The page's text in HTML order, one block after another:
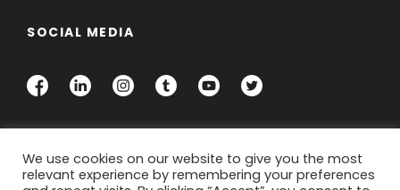
SOCIAL MEDIA
We use cookies on our website to give you the most
relevant experience by remembering your preferences
We are using cookies to give you the best experience.
You can find out more about which cookies we are